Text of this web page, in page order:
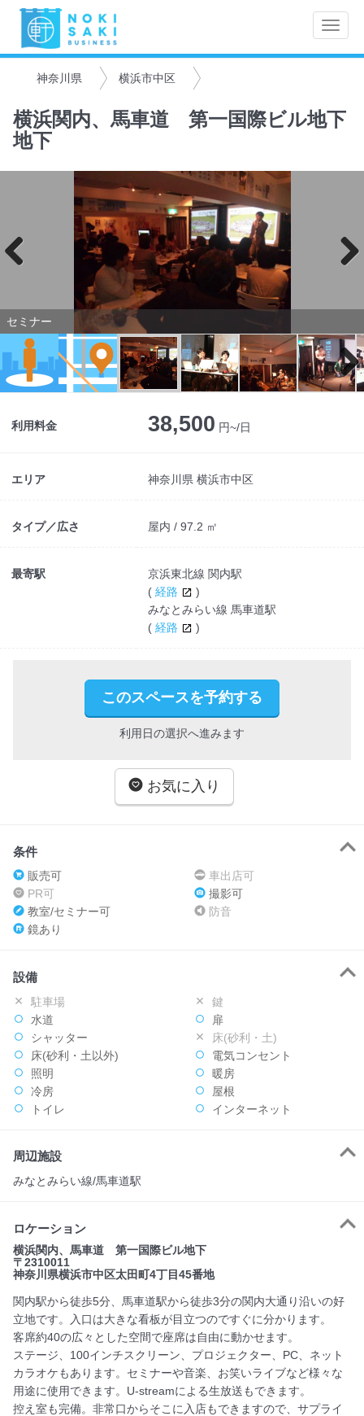
Toggle
神奈川県 横浜市中区
横浜関内、馬車道 第一国際ビル地下
地下
セミナー
Next
利用料金 38,500 円~/日
エリア 神奈川県 横浜市中区
タイプ／広さ 屋内 / 97.2 ㎡
最寄駅
京浜東北線 関内駅
( 経路
)
みなとみらい線 馬車道駅
( 経路 )
このスペースを予約する
利用日の選択へ進みます
お気に入り
条件
販売可
車出店可
PR可
撮影可
教室/セミナー可
防音
鏡あり
設備
駐車場
鍵
水道
扉
シャッター
床(砂利・土)
床(砂利・土以外)
電気コンセント
照明
暖房
冷房
屋根
トイレ
インターネット
周辺施設
みなとみらい線/馬車道駅
ロケーション
横浜関内、馬車道 第一国際ビル地下
〒2310011
神奈川県横浜市中区太田町4丁目45番地
関内駅から徒歩5分、馬車道駅から徒歩3分の関内大通り沿いの好
立地です。入口は大きな看板が目立つのですぐに分かります。
客席約40の広々とした空間で座席は自由に動かせます。
ステージ、100インチスクリーン、プロジェクター、PC、ネット
カラオケもあります。セミナーや音楽、お笑いライブなど様々な
用途に使用できます。U-streamによる生放送もできます。
控え室も完備。非常口からそこに入店もできますので、サプライ